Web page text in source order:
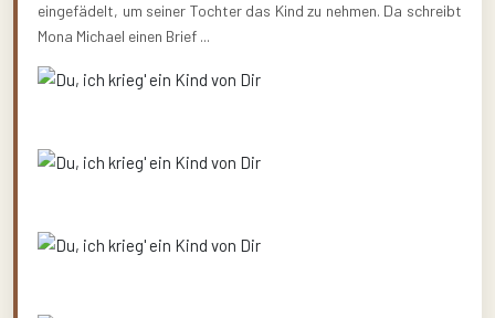
eingefädelt, um seiner Tochter das Kind zu nehmen. Da schreibt
Mona Michael einen Brief ...